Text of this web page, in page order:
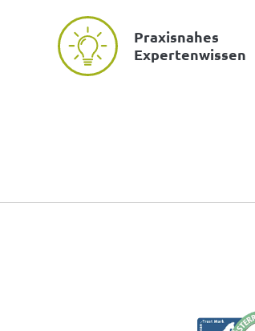
Praxisnahes
Expertenwissen